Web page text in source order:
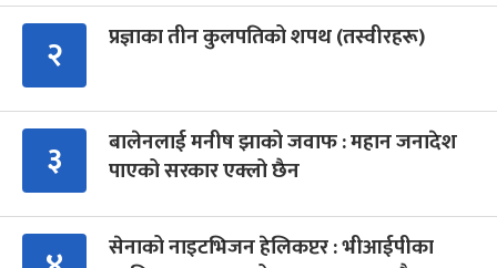
२ प्रज्ञाका तीन कुलपतिको शपथ (तस्वीरहरू)
३
बालेनलाई मनीष झाको जवाफ : महान जनादेश
पाएको सरकार एक्लो छैन
सेनाको नाइटभिजन हेलिकप्टर : भीआईपीका